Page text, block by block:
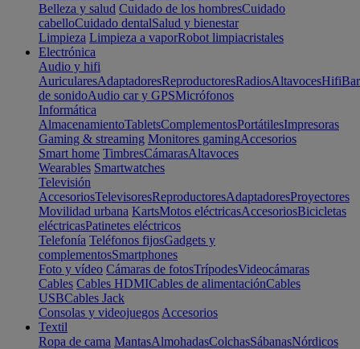
Belleza y salud Cuidado de los hombresCuidado
cabelloCuidado dentalSalud y bienestar
Limpieza Limpieza a vaporRobot limpiacristales
Electrónica
Audio y hifi
AuricularesAdaptadoresReproductoresRadiosAltavocesHifi
de sonidoAudio car y GPSMicrófonos
Informática
AlmacenamientoTabletsComplementosPortátilesImpresoras
Gaming & streaming Monitores gamingAccesorios
Smart home TimbresCámarasAltavoces
Wearables Smartwatches
Televisión
AccesoriosTelevisoresReproductoresAdaptadoresProyectores
Movilidad urbana KartsMotos eléctricasAccesoriosBicicletas
eléctricasPatinetes eléctricos
Telefonía Teléfonos fijosGadgets y
complementosSmartphones
Foto y vídeo Cámaras de fotosTrípodesVideocámaras
Cables Cables HDMICables de alimentaciónCables
USBCables Jack
Consolas y videojuegos Accesorios
Textil
Ropa de cama MantasAlmohadasColchasSábanasNórdicos